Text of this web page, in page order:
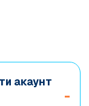
акаунт